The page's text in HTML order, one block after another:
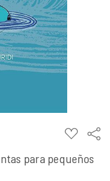
ADD
TO
WISH
LIST
para pequeños